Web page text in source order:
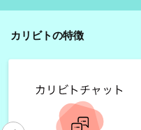
カリビトの特徴